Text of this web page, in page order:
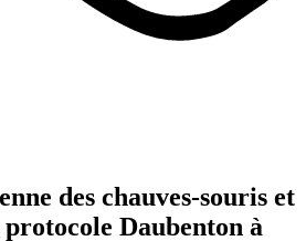
des chauves-souris et
Daubenton à